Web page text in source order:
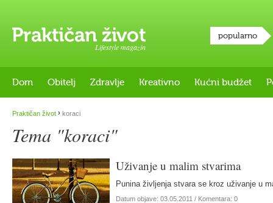
Lifestyle magazin
popularno
Dom Obitelj Zdravlje Kreativno Kućni budžet
Praktičan život › koraci
Tema "koraci"
Uživanje u malim stvarima
Punina življenja stvara se kroz uživanje u
Datum objave: 03.05.2011 / Komentara: 0